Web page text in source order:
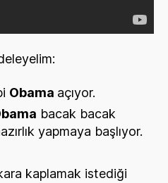
Obama açıyor.
bacak bacak
yapmaya başlıyor.
kaplamak istediği